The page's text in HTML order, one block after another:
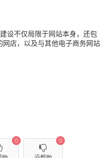
不仅局限于网站本身，还包
店，以及与其他电子商务网站
0 0